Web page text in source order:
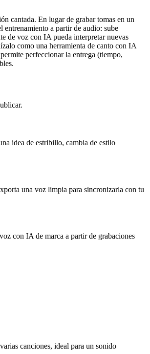
cantada. En lugar de grabar tomas en un
a partir de audio: sube
de voz con IA pueda interpretar nuevas
como una herramienta de canto con IA
perfeccionar la entrega (tiempo,
idea de estribillo, cambia de estilo
una voz limpia para sincronizarla con tu
con IA de marca a partir de grabaciones
canciones, ideal para un sonido